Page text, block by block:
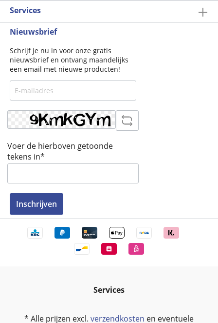
Services
Nieuwsbrief
Schrijf je nu in voor onze gratis
nieuwsbrief en ontvang maandelijks
een email met nieuwe producten!
Voer de hierboven getoonde
tekens in*
Inschrijven
Services
* Alle prijzen excl. verzendkosten en eventuele